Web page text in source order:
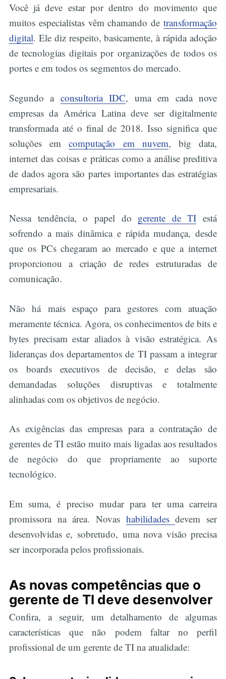
Você já deve estar por dentro do movimento que
muitos especialistas vêm chamando detransformação
digital. Ele diz respeito, basicamente, à rápida adoção
de tecnologias digitais por organizações de todos os
portes e em todos os segmentos do mercado.
Segundo a consultoria IDC, uma em cada nove
empresas da América Latina deve ser digitalmente
transformada até o final de 2018. Isso significa que
soluções emcomputação em nuvem, big data,
internet das coisas e práticas como a análise preditiva
de dados agora são partes importantes das estratégias
empresariais.
Nessa tendência, o papel do gerente de TI está
sofrendo a mais dinâmica e rápida mudança, desde
que os PCs chegaram ao mercado e que a internet
proporcionou a criação de redes estruturadas de
comunicação.
Não há mais espaço para gestores com atuação
meramente técnica. Agora, os conhecimentos de bits e
bytes precisam estar aliados à visão estratégica. As
lideranças dos departamentos de TI passam a integrar
os boards executivos de decisão, e delas são
demandadas soluções disruptivas e totalmente
alinhadas com os objetivos de negócio.
As exigências das empresas para a contratação de
gerentes de TI estão muito mais ligadas aos resultados
de negócio do que propriamente ao suporte
tecnológico.
Em suma, é preciso mudar para ter uma carreira
promissora na área. Novas habilidadesdevem ser
desenvolvidas e, sobretudo, uma nova visão precisa
ser incorporada pelos profissionais.
As novas competências que o
gerente de TI deve desenvolver
Confira, a seguir, um detalhamento de algumas
características que não podem faltar no perfil
profissional de um gerente de TI na atualidade: